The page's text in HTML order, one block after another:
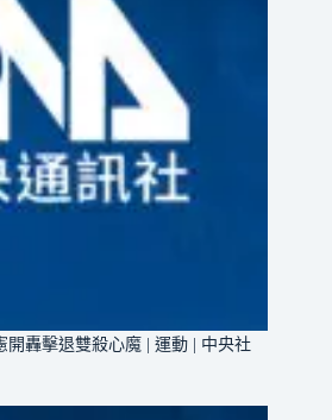
轟擊退雙殺心魔 | 運動 | 中央社